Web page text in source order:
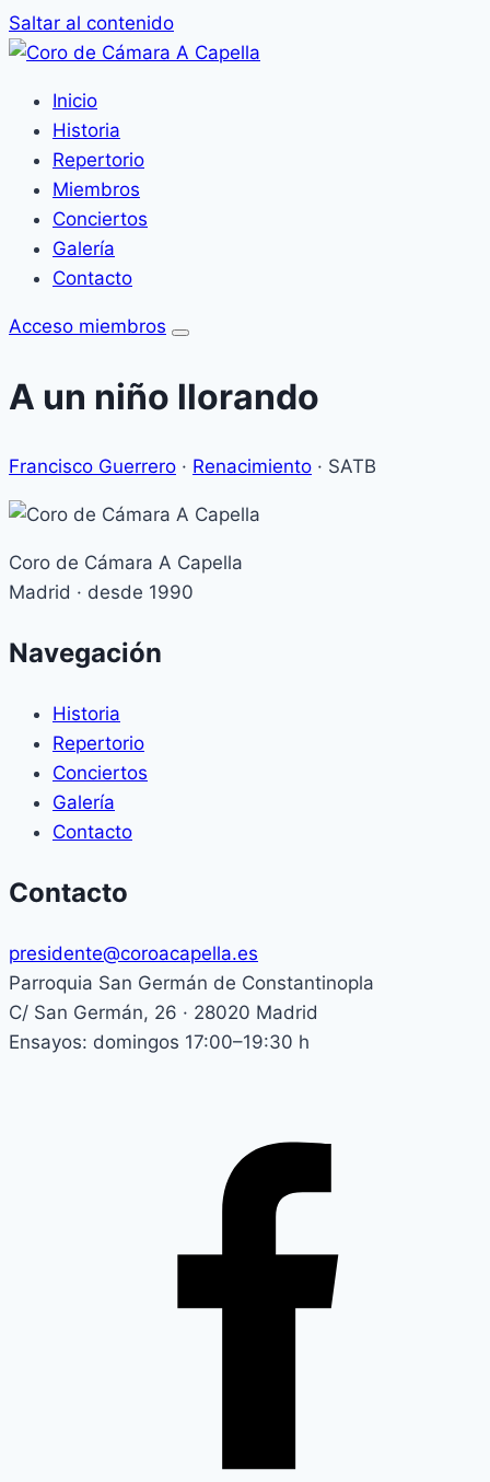
Saltar al contenido
Inicio
Historia
Repertorio
Miembros
Conciertos
Galería
Contacto
Acceso miembros
A un niño llorando
Francisco Guerrero · Renacimiento · SATB
Coro de Cámara A Capella
Madrid · desde 1990
Navegación
Historia
Repertorio
Conciertos
Galería
Contacto
Contacto
presidente@coroacapella.es
Parroquia San Germán de Constantinopla
C/ San Germán, 26 · 28020 Madrid
Ensayos: domingos 17:00–19:30 h